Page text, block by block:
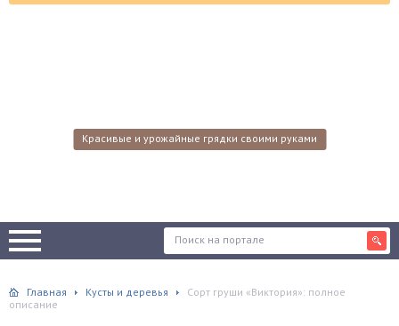
Красивые и урожайные грядки своими руками
Главная Кусты и деревья
Сорт груши «Виктория»: полное
описание